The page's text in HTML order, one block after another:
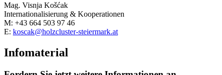
Mag. Visnja Košćak
Internationalisierung & Kooperationen
M: +43 664 503 97 46
E: koscak@holzcluster-steiermark.at
Infomaterial